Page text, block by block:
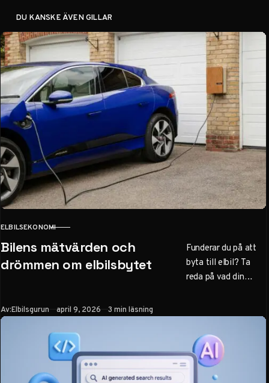
DU KANSKE ÄVEN GILLAR
KATEGORI
ELBILSEKONOMI
Bilens mätvärden och
drömmen om elbilsbytet
Funderar du på att
byta till elbil? Ta
reda på vad din
faktor för att räkna
hem ditt bilbyte.
Av:Elbilsgurun Publicerad
april 9, 2026 3 min läsning